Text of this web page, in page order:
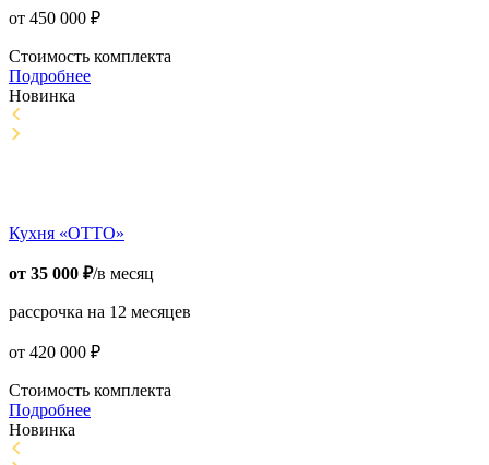
от 450 000 ₽
Стоимость комплекта
Подробнее
Новинка
Кухня «ОТТО»
от 35 000 ₽/в месяц
рассрочка на 12 месяцев
от 420 000 ₽
Стоимость комплекта
Подробнее
Новинка